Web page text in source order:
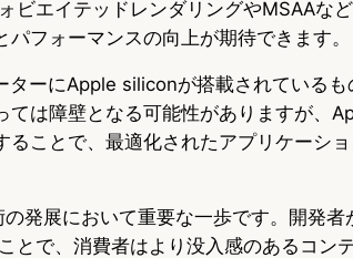
ビエイテッドレンダリングやMSAAな
フォーマンスの向上が期待できます。
ーにApple siliconが搭載されているも
は障壁となる可能性がありますが、
ことで、最適化されたアプリケーシ
発展において重要な一歩です。開発者
とで、消費者はより没入感のあるコン